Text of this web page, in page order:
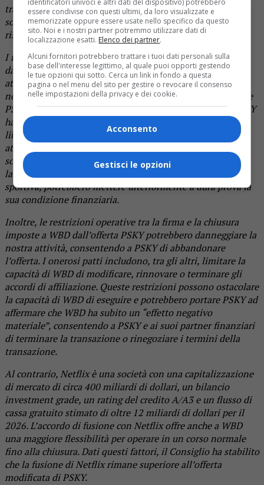
transazione aggressiva rappresenta un rischio
sostanzialmente maggiore per WBD e i suoi azionisti
rispetto alla struttura convenzionale della fusione Netflix.
I rischi inerenti alla struttura LBO sono esacerbati
dall’importo del debito che PSKY deve incorrere, dalla sua
attuale posizione finanziaria e dalle prospettive future,
nonché dal lungo periodo per chiudere la transazione – che
PSKY stessa stima essere di 12-18 mesi dopo la firma. PSKY
ha già un rating di credito “spazzatura” e ha flussi di cassa
liberi negativi con un alto grado di dipendenza dalla sua
attività lineare legacy. Alcuni obblighi fissi che PSKY ha
sostenuto o potrebbe incorrere prima della chiusura, come
la programmazione pluriennale e gli accordi di licenza
sportiva, potrebbero mettere ulteriormente a dura prova la
sua condizione finanziaria.
Inoltre, le restrizioni operative tra la firma e la chiusura
imposte a WBD dall’offerta PSKY potrebbero danneggiare la
nostra attività, consentendo a PSKY di abbandonare
l’offerta. I onerosi patti includono, tra gli altri, limitare la
capacità di WBD di modificare, rinnovare o terminare gli
accordi di affiliazione. Queste restrizioni possono ostacolare
la capacità di WBD di eseguire e potrebbero portare PSKY ad
affermare che WBD ha subito un “effetto negativo
materiale”, consentendo a PSKY e ai suoi partner finanziari
di terminare la transazione o rinegoziare i termini della
transazione.
Al contrario, Netflix è una società con una capitalizzazione
di mercato di circa 400 miliardi di dollari, un bilancio
investment grade, un rating del credito A/A3 e un flusso di
cassa gratuito stimato di oltre 12 miliardi di dollari per il
2026. L’accordo di fusione con Netflix offre anche a WBD
una maggiore flessibilità per operare in un corso normale
fino alla chiusura. Dati questi fattori, il Consiglio ha stabilito
che la fusione di Netflix rimane superiore all’offerta
modificata di PSKY.
identificatori univoci e altri dati del dispositivo) potrebbero
essere condivise con questi ultimi, da loro visualizzate e
memorizzate oppure essere usate nello specifico da questo
sito. Noi e i nostri partner potremmo utilizzare dati di
localizzazione esatti. Elenco dei partner.
Alcuni fornitori potrebbero trattare i tuoi dati personali sulla
base dell'interesse legittimo, al quale puoi opporti gestendo
le tue opzioni qui sotto. Cerca un link in fondo a questa
pagina o nel menu del sito per gestire o revocare il consenso
nelle impostazioni della privacy e dei cookie.
Acconsento
Gestisci le opzioni